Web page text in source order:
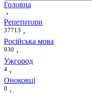
Головна
›
Репетитори
37713 ›
Російська мова
930 ›
Ужгород
4 ›
Оноковці
0 ›